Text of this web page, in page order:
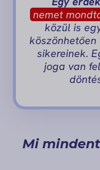
nemet
közül is
sikereinek.
joga van
Mi